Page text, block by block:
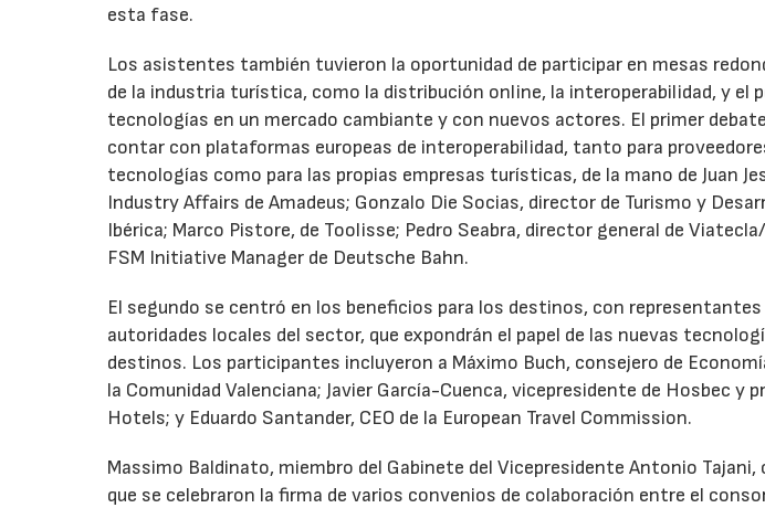
esta fase.
Los asistentes también tuvieron la oportunidad de participar en mesas
de la industria turística, como la distribución online, la interoperabilidad, y el
tecnologías en un mercado cambiante y con nuevos actores. El primer
contar con plataformas europeas de interoperabilidad, tanto para
tecnologías como para las propias empresas turísticas, de la mano de Juan
Industry Affairs de Amadeus; Gonzalo Die Socias, director de Turismo y
Ibérica; Marco Pistore, de Toolisse; Pedro Seabra, director general de
FSM Initiative Manager de Deutsche Bahn.
El segundo se centró en los beneficios para los destinos, con
autoridades locales del sector, que expondrán el papel de las nuevas
destinos. Los participantes incluyeron a Máximo Buch, consejero de
la Comunidad Valenciana; Javier García-Cuenca, vicepresidente de Hosbec y
Hotels; y Eduardo Santander, CEO de la European Travel Commission.
Massimo Baldinato, miembro del Gabinete del Vicepresidente Antonio
que se celebraron la firma de varios convenios de colaboración entre el